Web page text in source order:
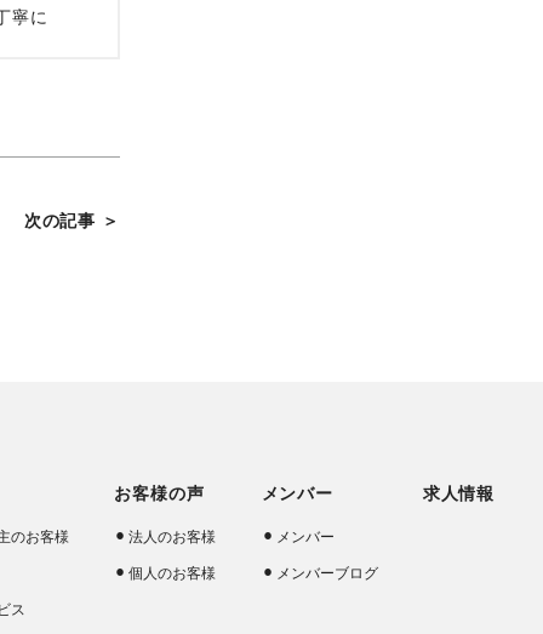
寧に
次の記事 ＞
のお客様
ス
お客様の声
法人のお客様
個人のお客様
メンバー
メンバー
メンバーブログ
求人情報